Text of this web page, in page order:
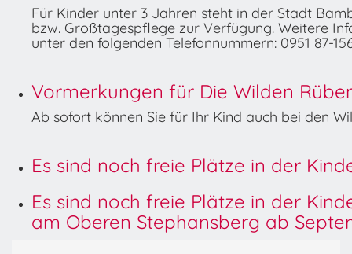
Für Kinder unter 3 Jahren steht in der Stadt
bzw. Großtagespflege zur Verfügung. Weitere
unter den folgenden Telefonnummern: 0951 87-
Vormerkungen für Die Wilden
Ab sofort können Sie für Ihr Kind auch bei den
Es sind noch freie Plätze in der
Es sind noch freie Plätze in der
am Oberen Stephansberg ab